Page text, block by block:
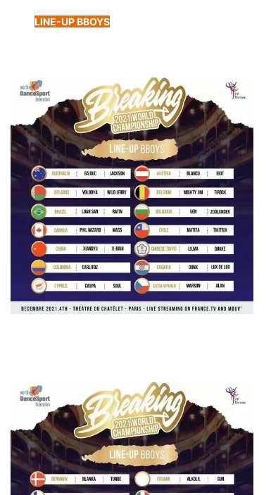
LINE-UP BBOYS